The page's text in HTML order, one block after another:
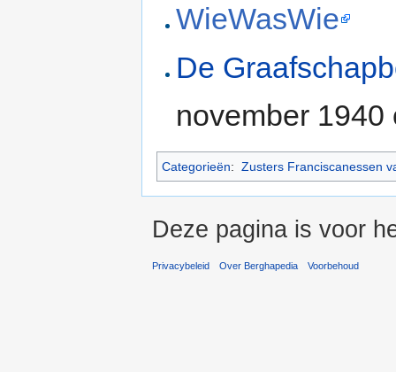
WieWasWie
De
november
Categorieën: Zusters Franciscanessen
Deze pagina is voor
Privacybeleid Over Berghapedia Voorbehoud